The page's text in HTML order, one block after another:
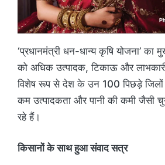
‘प्रधानमंत्री धन-धान्य कृषि योजना’ का
को अधिक उत्पादक, टिकाऊ और
विशेष रूप से देश के उन 100 पिछड़े जिलों
कम उत्पादकता और पानी की कमी जैसी
रहे हैं।
किसानों के साथ हुआ संवाद सत्र